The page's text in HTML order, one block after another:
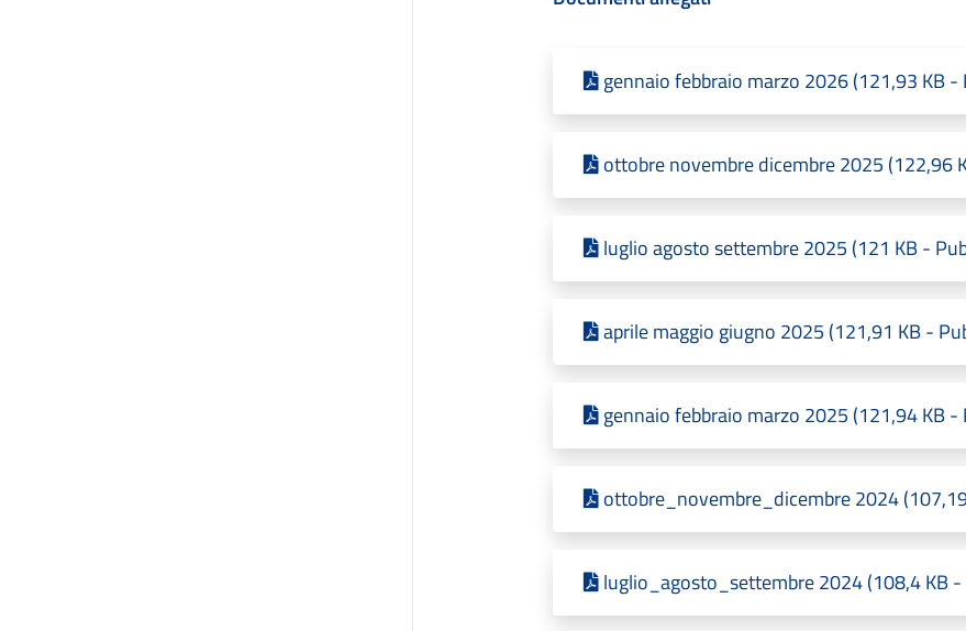
gennaio febbraio marzo 2026 (121,93 KB
ottobre novembre dicembre 2025 (122,96
luglio agosto settembre 2025 (121 KB -
aprile maggio giugno 2025 (121,91 KB -
gennaio febbraio marzo 2025 (121,94 KB
ottobre_novembre_dicembre 2024
luglio_agosto_settembre 2024 (108,4 KB